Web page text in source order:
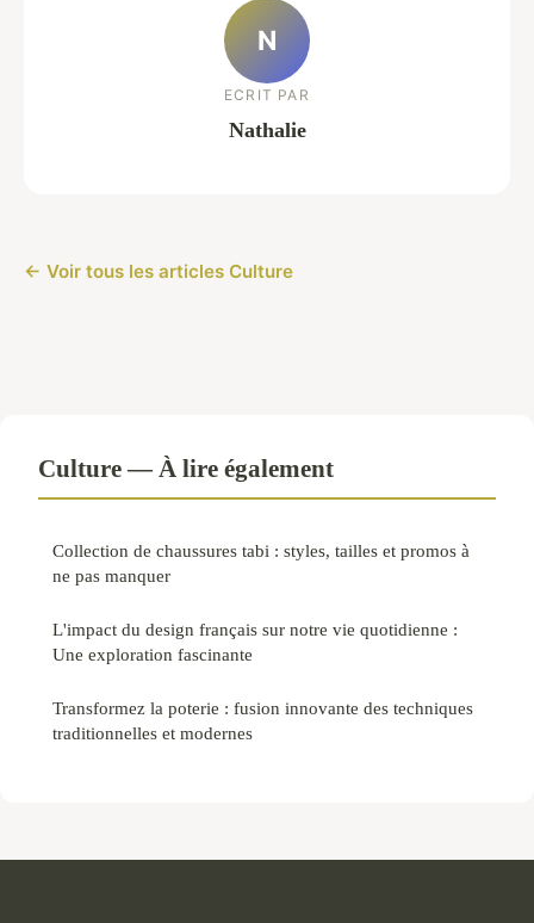
N
ECRIT PAR
Nathalie
← Voir tous les articles Culture
Culture — À lire également
Collection de chaussures tabi : styles, tailles et promos à
ne pas manquer
L'impact du design français sur notre vie quotidienne :
Une exploration fascinante
Transformez la poterie : fusion innovante des techniques
traditionnelles et modernes